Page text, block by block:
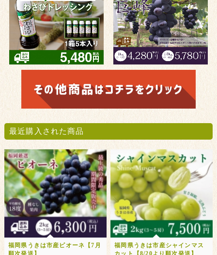
最近購入された商品
福岡県うきは市産ピオーネ【7月
順次発送】
福岡県うきは市産シャインマス
カット【8/20より順次発送】